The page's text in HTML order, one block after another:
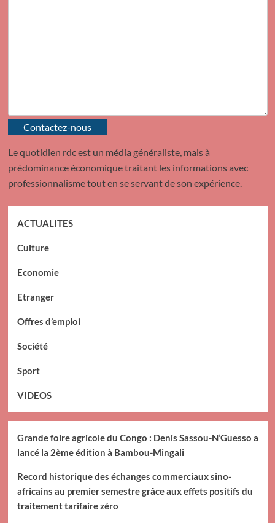
Contactez-nous
Le quotidien rdc est un média généraliste, mais à
prédominance économique traitant les informations avec
professionnalisme tout en se servant de son expérience.
ACTUALITES
Culture
Economie
Etranger
Offres d’emploi
Société
Sport
VIDEOS
Grande foire agricole du Congo : Denis Sassou-N’Guesso a
lancé la 2ème édition à Bambou-Mingali
Record historique des échanges commerciaux sino-
africains au premier semestre grâce aux effets positifs du
traitement tarifaire zéro